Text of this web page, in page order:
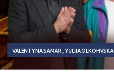
VALENTYNA SAMAR YULIIA OLKOHVSKA